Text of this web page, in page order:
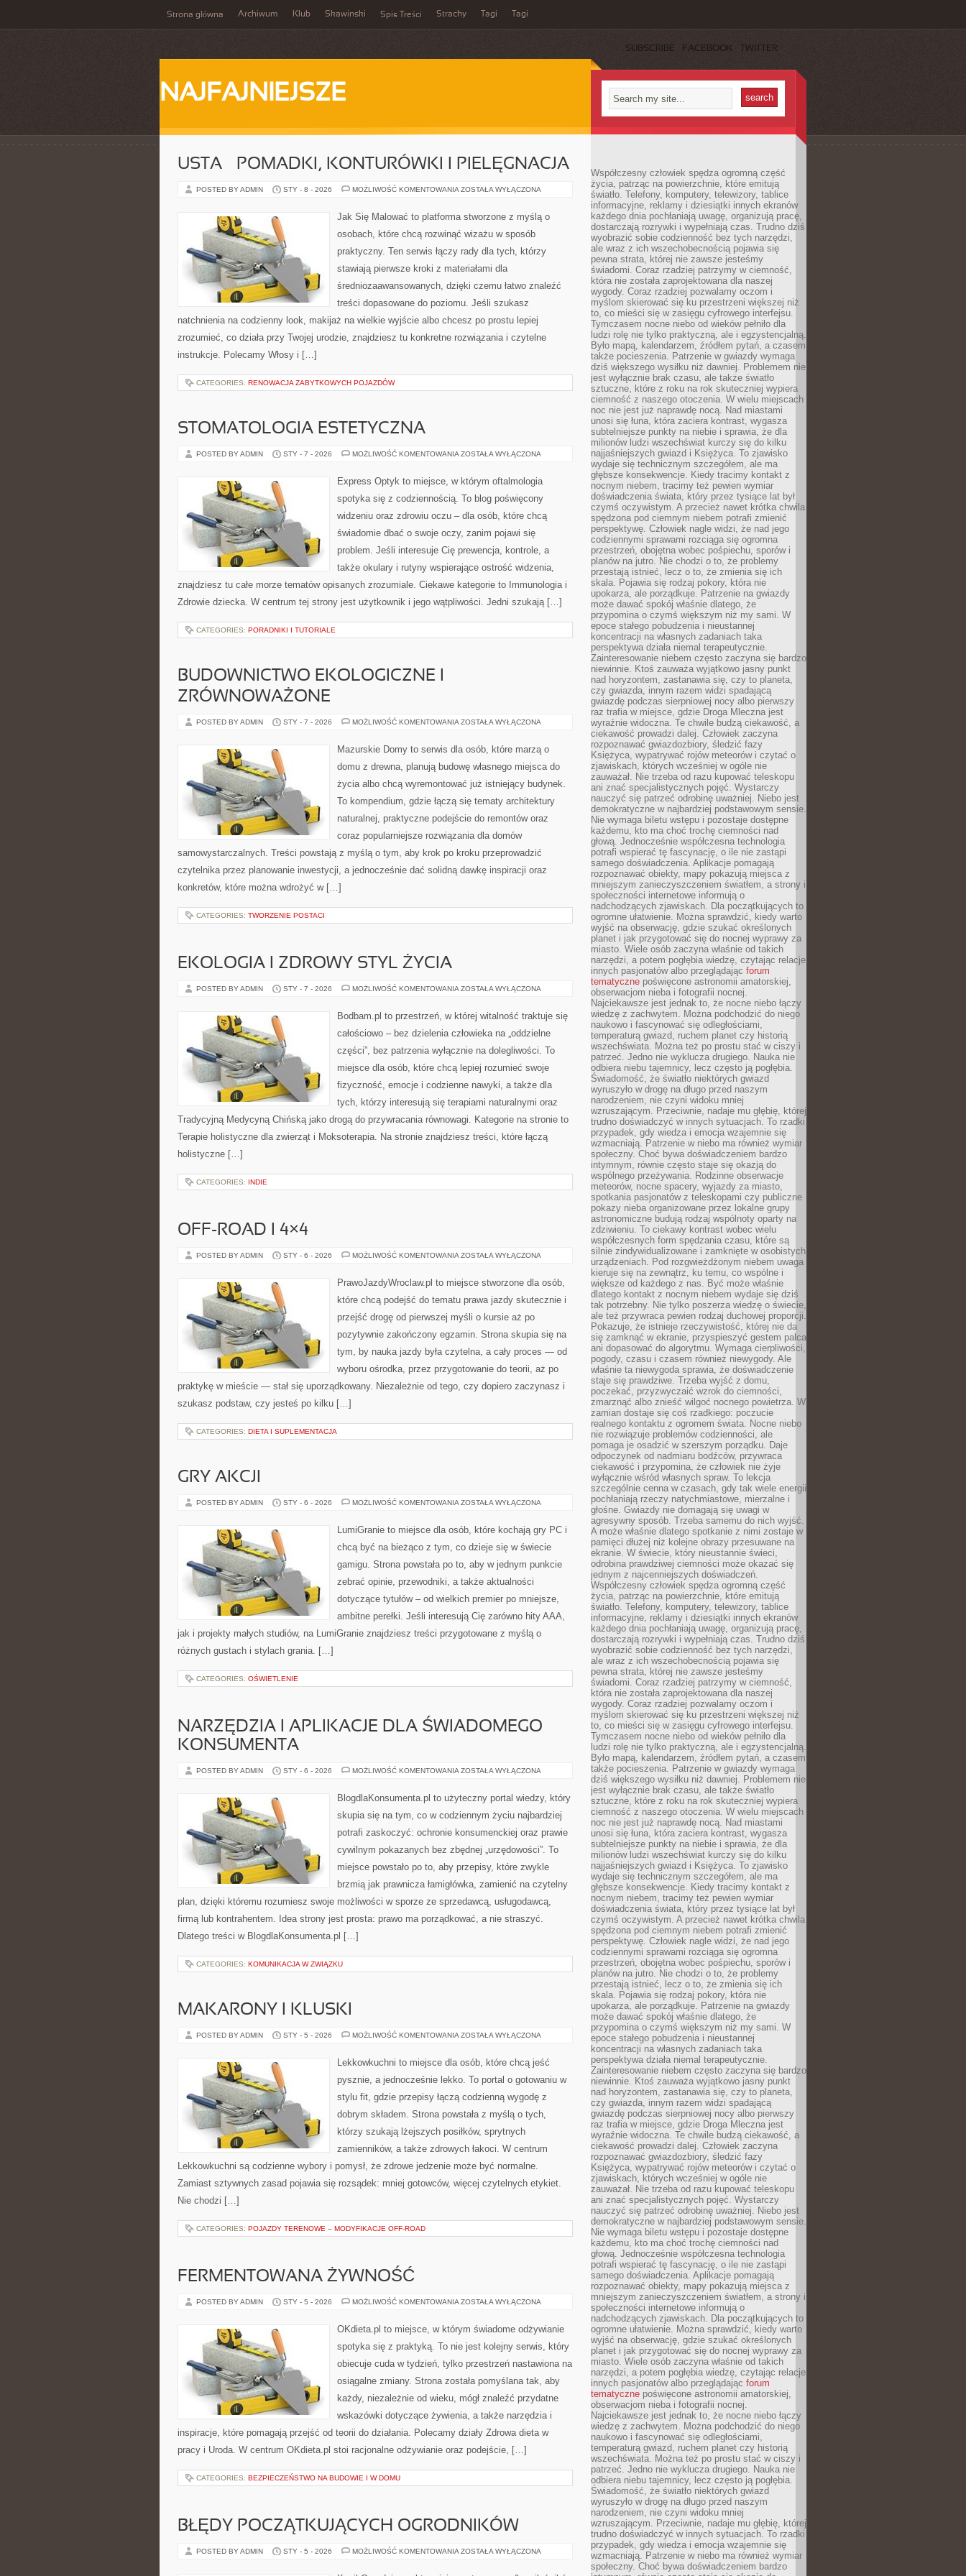
Strona główna Archiwum Klub Skawinski Spis Treści Strachy Tagi Tagi
SUBSCRIBE FACEBOOK TWITTER
NAJFAJNIEJSZE
USTA – POMADKI, KONTURÓWKI I PIELĘGNACJA
POSTED BY ADMIN STY - 8 - 2026 MOŻLIWOŚĆ KOMENTOWANIA USTA
KONTURÓWKI
I
ZOSTAŁA WYŁĄCZONA
Jak Się Malować to platforma stworzone z myślą o
osobach, które chcą rozwinąć wizażu w sposób
praktyczny. Ten serwis łączy rady dla tych, którzy
stawiają pierwsze kroki z materiałami dla
średniozaawansowanych, dzięki czemu łatwo znaleźć
treści dopasowane do poziomu. Jeśli szukasz
natchnienia na codzienny look, makijaż na wielkie wyjście albo chcesz po prostu lepiej
zrozumieć, co działa przy Twojej urodzie, znajdziesz tu konkretne rozwiązania i czytelne
instrukcje. Polecamy Włosy i […]
CATEGORIES: RENOWACJA ZABYTKOWYCH POJAZDÓW
STOMATOLOGIA ESTETYCZNA
POSTED BY ADMIN STY - 7 - 2026 MOŻLIWOŚĆ KOMENTOWANIA STOMATOLOGIA
ZOSTAŁA WYŁĄCZONA
Express Optyk to miejsce, w którym oftalmologia
spotyka się z codziennością. To blog poświęcony
widzeniu oraz zdrowiu oczu – dla osób, które chcą
świadomie dbać o swoje oczy, zanim pojawi się
problem. Jeśli interesuje Cię prewencja, kontrole, a
także okulary i rutyny wspierające ostrość widzenia,
znajdziesz tu całe morze tematów opisanych zrozumiale. Ciekawe kategorie to Immunologia i
Zdrowie dziecka. W centrum tej strony jest użytkownik i jego wątpliwości. Jedni szukają […]
CATEGORIES: PORADNIKI I TUTORIALE
BUDOWNICTWO EKOLOGICZNE I
ZRÓWNOWAŻONE
POSTED BY ADMIN STY - 7 - 2026 MOŻLIWOŚĆ KOMENTOWANIA BUDOWNICTWO
ZRÓWNOWAŻONE
ZOSTAŁA WYŁĄCZONA
Mazurskie Domy to serwis dla osób, które marzą o
domu z drewna, planują budowę własnego miejsca do
życia albo chcą wyremontować już istniejący budynek.
To kompendium, gdzie łączą się tematy architektury
naturalnej, praktyczne podejście do remontów oraz
coraz popularniejsze rozwiązania dla domów
samowystarczalnych. Treści powstają z myślą o tym, aby krok po kroku przeprowadzić
czytelnika przez planowanie inwestycji, a jednocześnie dać solidną dawkę inspiracji oraz
konkretów, które można wdrożyć w […]
CATEGORIES: TWORZENIE POSTACI
EKOLOGIA I ZDROWY STYL ŻYCIA
POSTED BY ADMIN STY - 7 - 2026 MOŻLIWOŚĆ KOMENTOWANIA EKOLOGIA
STYL
ŻYCIA
ZOSTAŁA WYŁĄCZONA
Bodbam.pl to przestrzeń, w której witalność traktuje się
całościowo – bez dzielenia człowieka na „oddzielne
części”, bez patrzenia wyłącznie na dolegliwości. To
miejsce dla osób, które chcą lepiej rozumieć swoje
fizyczność, emocje i codzienne nawyki, a także dla
tych, którzy interesują się terapiami naturalnymi oraz
Tradycyjną Medycyną Chińską jako drogą do przywracania równowagi. Kategorie na stronie to
Terapie holistyczne dla zwierząt i Moksoterapia. Na stronie znajdziesz treści, które łączą
holistyczne […]
CATEGORIES: INDIE
OFF-ROAD I 4×4
POSTED BY ADMIN STY - 6 - 2026 MOŻLIWOŚĆ KOMENTOWANIA OFF-
4×4
ZOSTAŁA WYŁĄCZONA
PrawoJazdyWroclaw.pl to miejsce stworzone dla osób,
które chcą podejść do tematu prawa jazdy skutecznie i
przejść drogę od pierwszej myśli o kursie aż po
pozytywnie zakończony egzamin. Strona skupia się na
tym, by nauka jazdy była czytelna, a cały proces — od
wyboru ośrodka, przez przygotowanie do teorii, aż po
praktykę w mieście — stał się uporządkowany. Niezależnie od tego, czy dopiero zaczynasz i
szukasz podstaw, czy jesteś po kilku […]
CATEGORIES: DIETA I SUPLEMENTACJA
GRY AKCJI
POSTED BY ADMIN STY - 6 - 2026 MOŻLIWOŚĆ KOMENTOWANIA GRY
ZOSTAŁA WYŁĄCZONA
LumiGranie to miejsce dla osób, które kochają gry PC i
chcą być na bieżąco z tym, co dzieje się w świecie
gamigu. Strona powstała po to, aby w jednym punkcie
zebrać opinie, przewodniki, a także aktualności
dotyczące tytułów – od wielkich premier po mniejsze,
ambitne perełki. Jeśli interesują Cię zarówno hity AAA,
jak i projekty małych studiów, na LumiGranie znajdziesz treści przygotowane z myślą o
różnych gustach i stylach grania. […]
CATEGORIES: OŚWIETLENIE
NARZĘDZIA I APLIKACJE DLA ŚWIADOMEGO
KONSUMENTA
POSTED BY ADMIN STY - 6 - 2026 MOŻLIWOŚĆ KOMENTOWANIA NARZĘDZIA
DLA
ŚWIADOMEGO
ZOSTAŁA WYŁĄCZONA
BlogdlaKonsumenta.pl to użyteczny portal wiedzy, który
skupia się na tym, co w codziennym życiu najbardziej
potrafi zaskoczyć: ochronie konsumenckiej oraz prawie
cywilnym pokazanych bez zbędnej „urzędowości”. To
miejsce powstało po to, aby przepisy, które zwykle
brzmią jak prawnicza łamigłówka, zamienić na czytelny
plan, dzięki któremu rozumiesz swoje możliwości w sporze ze sprzedawcą, usługodawcą,
firmą lub kontrahentem. Idea strony jest prosta: prawo ma porządkować, a nie straszyć.
Dlatego treści w BlogdlaKonsumenta.pl […]
CATEGORIES: KOMUNIKACJA W ZWIĄZKU
MAKARONY I KLUSKI
POSTED BY ADMIN STY - 5 - 2026 MOŻLIWOŚĆ KOMENTOWANIA MAKARONY
ZOSTAŁA WYŁĄCZONA
Lekkowkuchni to miejsce dla osób, które chcą jeść
pysznie, a jednocześnie lekko. To portal o gotowaniu w
stylu fit, gdzie przepisy łączą codzienną wygodę z
dobrym składem. Strona powstała z myślą o tych,
którzy szukają lżejszych posiłków, sprytnych
zamienników, a także zdrowych łakoci. W centrum
Lekkowkuchni są codzienne wybory i pomysł, że zdrowe jedzenie może być normalne.
Zamiast sztywnych zasad pojawia się rozsądek: mniej gotowców, więcej czytelnych etykiet.
Nie chodzi […]
CATEGORIES: POJAZDY TERENOWE – MODYFIKACJE OFF-ROAD
FERMENTOWANA ŻYWNOŚĆ
POSTED BY ADMIN STY - 5 - 2026 MOŻLIWOŚĆ KOMENTOWANIA FERMENTOWANA
ZOSTAŁA WYŁĄCZONA
OKdieta.pl to miejsce, w którym świadome odżywianie
spotyka się z praktyką. To nie jest kolejny serwis, który
obiecuje cuda w tydzień, tylko przestrzeń nastawiona na
osiągalne zmiany. Strona została pomyślana tak, aby
każdy, niezależnie od wieku, mógł znaleźć przydatne
wskazówki dotyczące żywienia, a także narzędzia i
inspiracje, które pomagają przejść od teorii do działania. Polecamy działy Zdrowa dieta w
pracy i Uroda. W centrum OKdieta.pl stoi racjonalne odżywianie oraz podejście, […]
CATEGORIES: BEZPIECZEŃSTWO NA BUDOWIE I W DOMU
BŁĘDY POCZĄTKUJĄCYCH OGRODNIKÓW
POSTED BY ADMIN STY - 5 - 2026 MOŻLIWOŚĆ KOMENTOWANIA BŁĘDY
ZOSTAŁA WYŁĄCZONA
Współczesny człowiek spędza ogromną część
życia, patrząc na powierzchnie, które emitują
światło. Telefony, komputery, telewizory, tablice
informacyjne, reklamy i dziesiątki innych ekranów
każdego dnia pochłaniają uwagę, organizują pracę,
dostarczają rozrywki i wypełniają czas. Trudno dziś
wyobrazić sobie codzienność bez tych narzędzi,
ale wraz z ich wszechobecnością pojawia się
pewna strata, której nie zawsze jesteśmy
świadomi. Coraz rzadziej patrzymy w ciemność,
która nie została zaprojektowana dla naszej
wygody. Coraz rzadziej pozwalamy oczom i
myślom skierować się ku przestrzeni większej niż
to, co mieści się w zasięgu cyfrowego interfejsu.
Tymczasem nocne niebo od wieków pełniło dla
ludzi rolę nie tylko praktyczną, ale i egzystencjalną.
Było mapą, kalendarzem, źródłem pytań, a czasem
także pocieszenia. Patrzenie w gwiazdy wymaga
dziś większego wysiłku niż dawniej. Problemem nie
jest wyłącznie brak czasu, ale także światło
sztuczne, które z roku na rok skuteczniej wypiera
ciemność z naszego otoczenia. W wielu miejscach
noc nie jest już naprawdę nocą. Nad miastami
unosi się łuna, która zaciera kontrast, wygasza
subtelniejsze punkty na niebie i sprawia, że dla
milionów ludzi wszechświat kurczy się do kilku
najjaśniejszych gwiazd i Księżyca. To zjawisko
wydaje się technicznym szczegółem, ale ma
głębsze konsekwencje. Kiedy tracimy kontakt z
nocnym niebem, tracimy też pewien wymiar
doświadczenia świata, który przez tysiące lat był
czymś oczywistym. A przecież nawet krótka chwila
spędzona pod ciemnym niebem potrafi zmienić
perspektywę. Człowiek nagle widzi, że nad jego
codziennymi sprawami rozciąga się ogromna
przestrzeń, obojętna wobec pośpiechu, sporów i
planów na jutro. Nie chodzi o to, że problemy
przestają istnieć, lecz o to, że zmienia się ich
skala. Pojawia się rodzaj pokory, która nie
upokarza, ale porządkuje. Patrzenie na gwiazdy
może dawać spokój właśnie dlatego, że
przypomina o czymś większym niż my sami. W
epoce stałego pobudzenia i nieustannej
koncentracji na własnych zadaniach taka
perspektywa działa niemal terapeutycznie.
Zainteresowanie niebem często zaczyna się bardzo
niewinnie. Ktoś zauważa wyjątkowo jasny punkt
nad horyzontem, zastanawia się, czy to planeta,
czy gwiazda, innym razem widzi spadającą
gwiazdę podczas sierpniowej nocy albo pierwszy
raz trafia w miejsce, gdzie Droga Mleczna jest
wyraźnie widoczna. Te chwile budzą ciekawość, a
ciekawość prowadzi dalej. Człowiek zaczyna
rozpoznawać gwiazdozbiory, śledzić fazy
Księżyca, wypatrywać rojów meteorów i czytać o
zjawiskach, których wcześniej w ogóle nie
zauważał. Nie trzeba od razu kupować teleskopu
ani znać specjalistycznych pojęć. Wystarczy
nauczyć się patrzeć odrobinę uważniej. Niebo jest
demokratyczne w najbardziej podstawowym sensie.
Nie wymaga biletu wstępu i pozostaje dostępne
każdemu, kto ma choć trochę ciemności nad
głową. Jednocześnie współczesna technologia
potrafi wspierać tę fascynację, o ile nie zastąpi
samego doświadczenia. Aplikacje pomagają
rozpoznawać obiekty, mapy pokazują miejsca z
mniejszym zanieczyszczeniem światłem, a strony i
społeczności internetowe informują o
nadchodzących zjawiskach. Dla początkujących to
ogromne ułatwienie. Można sprawdzić, kiedy warto
wyjść na obserwację, gdzie szukać określonych
planet i jak przygotować się do nocnej wyprawy za
miasto. Wiele osób zaczyna właśnie od takich
narzędzi, a potem pogłębia wiedzę, czytając relacje
innych pasjonatów albo przeglądając forum
tematyczne poświęcone astronomii amatorskiej,
obserwacjom nieba i fotografii nocnej.
Najciekawsze jest jednak to, że nocne niebo łączy
wiedzę z zachwytem. Można podchodzić do niego
naukowo i fascynować się odległościami,
temperaturą gwiazd, ruchem planet czy historią
wszechświata. Można też po prostu stać w ciszy i
patrzeć. Jedno nie wyklucza drugiego. Nauka nie
odbiera niebu tajemnicy, lecz często ją pogłębia.
Świadomość, że światło niektórych gwiazd
wyruszyło w drogę na długo przed naszym
narodzeniem, nie czyni widoku mniej
wzruszającym. Przeciwnie, nadaje mu głębię, której
trudno doświadczyć w innych sytuacjach. To rzadki
przypadek, gdy wiedza i emocja wzajemnie się
wzmacniają. Patrzenie w niebo ma również wymiar
społeczny. Choć bywa doświadczeniem bardzo
intymnym, równie często staje się okazją do
wspólnego przeżywania. Rodzinne obserwacje
meteorów, nocne spacery, wyjazdy za miasto,
spotkania pasjonatów z teleskopami czy publiczne
pokazy nieba organizowane przez lokalne grupy
astronomiczne budują rodzaj wspólnoty oparty na
zdziwieniu. To ciekawy kontrast wobec wielu
współczesnych form spędzania czasu, które są
silnie zindywidualizowane i zamknięte w osobistych
urządzeniach. Pod rozgwieżdżonym niebem uwaga
kieruje się na zewnątrz, ku temu, co wspólne i
większe od każdego z nas. Być może właśnie
dlatego kontakt z nocnym niebem wydaje się dziś
tak potrzebny. Nie tylko poszerza wiedzę o świecie,
ale też przywraca pewien rodzaj duchowej proporcji.
Pokazuje, że istnieje rzeczywistość, której nie da
się zamknąć w ekranie, przyspieszyć gestem palca
ani dopasować do algorytmu. Wymaga cierpliwości,
pogody, czasu i czasem również niewygody. Ale
właśnie ta niewygoda sprawia, że doświadczenie
staje się prawdziwe. Trzeba wyjść z domu,
poczekać, przyzwyczaić wzrok do ciemności,
zmarznąć albo znieść wilgoć nocnego powietrza. W
zamian dostaje się coś rzadkiego: poczucie
realnego kontaktu z ogromem świata. Nocne niebo
nie rozwiązuje problemów codzienności, ale
pomaga je osadzić w szerszym porządku. Daje
odpoczynek od nadmiaru bodźców, przywraca
ciekawość i przypomina, że człowiek nie żyje
wyłącznie wśród własnych spraw. To lekcja
szczególnie cenna w czasach, gdy tak wiele energii
pochłaniają rzeczy natychmiastowe, mierzalne i
głośne. Gwiazdy nie domagają się uwagi w
agresywny sposób. Trzeba samemu do nich wyjść.
A może właśnie dlatego spotkanie z nimi zostaje w
pamięci dłużej niż kolejne obrazy przesuwane na
ekranie. W świecie, który nieustannie świeci,
odrobina prawdziwej ciemności może okazać się
jednym z najcenniejszych doświadczeń.
Współczesny człowiek spędza ogromną część
życia, patrząc na powierzchnie, które emitują
światło. Telefony, komputery, telewizory, tablice
informacyjne, reklamy i dziesiątki innych ekranów
każdego dnia pochłaniają uwagę, organizują pracę,
dostarczają rozrywki i wypełniają czas. Trudno dziś
wyobrazić sobie codzienność bez tych narzędzi,
ale wraz z ich wszechobecnością pojawia się
pewna strata, której nie zawsze jesteśmy
świadomi. Coraz rzadziej patrzymy w ciemność,
która nie została zaprojektowana dla naszej
wygody. Coraz rzadziej pozwalamy oczom i
myślom skierować się ku przestrzeni większej niż
to, co mieści się w zasięgu cyfrowego interfejsu.
Tymczasem nocne niebo od wieków pełniło dla
ludzi rolę nie tylko praktyczną, ale i egzystencjalną.
Było mapą, kalendarzem, źródłem pytań, a czasem
także pocieszenia. Patrzenie w gwiazdy wymaga
dziś większego wysiłku niż dawniej. Problemem nie
jest wyłącznie brak czasu, ale także światło
sztuczne, które z roku na rok skuteczniej wypiera
ciemność z naszego otoczenia. W wielu miejscach
noc nie jest już naprawdę nocą. Nad miastami
unosi się łuna, która zaciera kontrast, wygasza
subtelniejsze punkty na niebie i sprawia, że dla
milionów ludzi wszechświat kurczy się do kilku
najjaśniejszych gwiazd i Księżyca. To zjawisko
wydaje się technicznym szczegółem, ale ma
głębsze konsekwencje. Kiedy tracimy kontakt z
nocnym niebem, tracimy też pewien wymiar
doświadczenia świata, który przez tysiące lat był
czymś oczywistym. A przecież nawet krótka chwila
spędzona pod ciemnym niebem potrafi zmienić
perspektywę. Człowiek nagle widzi, że nad jego
codziennymi sprawami rozciąga się ogromna
przestrzeń, obojętna wobec pośpiechu, sporów i
planów na jutro. Nie chodzi o to, że problemy
przestają istnieć, lecz o to, że zmienia się ich
skala. Pojawia się rodzaj pokory, która nie
upokarza, ale porządkuje. Patrzenie na gwiazdy
może dawać spokój właśnie dlatego, że
przypomina o czymś większym niż my sami. W
epoce stałego pobudzenia i nieustannej
koncentracji na własnych zadaniach taka
perspektywa działa niemal terapeutycznie.
Zainteresowanie niebem często zaczyna się bardzo
niewinnie. Ktoś zauważa wyjątkowo jasny punkt
nad horyzontem, zastanawia się, czy to planeta,
czy gwiazda, innym razem widzi spadającą
gwiazdę podczas sierpniowej nocy albo pierwszy
raz trafia w miejsce, gdzie Droga Mleczna jest
wyraźnie widoczna. Te chwile budzą ciekawość, a
ciekawość prowadzi dalej. Człowiek zaczyna
rozpoznawać gwiazdozbiory, śledzić fazy
Księżyca, wypatrywać rojów meteorów i czytać o
zjawiskach, których wcześniej w ogóle nie
zauważał. Nie trzeba od razu kupować teleskopu
ani znać specjalistycznych pojęć. Wystarczy
nauczyć się patrzeć odrobinę uważniej. Niebo jest
demokratyczne w najbardziej podstawowym sensie.
Nie wymaga biletu wstępu i pozostaje dostępne
każdemu, kto ma choć trochę ciemności nad
głową. Jednocześnie współczesna technologia
potrafi wspierać tę fascynację, o ile nie zastąpi
samego doświadczenia. Aplikacje pomagają
rozpoznawać obiekty, mapy pokazują miejsca z
mniejszym zanieczyszczeniem światłem, a strony i
społeczności internetowe informują o
nadchodzących zjawiskach. Dla początkujących to
ogromne ułatwienie. Można sprawdzić, kiedy warto
wyjść na obserwację, gdzie szukać określonych
planet i jak przygotować się do nocnej wyprawy za
miasto. Wiele osób zaczyna właśnie od takich
narzędzi, a potem pogłębia wiedzę, czytając relacje
innych pasjonatów albo przeglądając forum
tematyczne poświęcone astronomii amatorskiej,
obserwacjom nieba i fotografii nocnej.
Najciekawsze jest jednak to, że nocne niebo łączy
wiedzę z zachwytem. Można podchodzić do niego
naukowo i fascynować się odległościami,
temperaturą gwiazd, ruchem planet czy historią
wszechświata. Można też po prostu stać w ciszy i
patrzeć. Jedno nie wyklucza drugiego. Nauka nie
odbiera niebu tajemnicy, lecz często ją pogłębia.
Świadomość, że światło niektórych gwiazd
wyruszyło w drogę na długo przed naszym
narodzeniem, nie czyni widoku mniej
wzruszającym. Przeciwnie, nadaje mu głębię, której
trudno doświadczyć w innych sytuacjach. To rzadki
przypadek, gdy wiedza i emocja wzajemnie się
wzmacniają. Patrzenie w niebo ma również wymiar
społeczny. Choć bywa doświadczeniem bardzo